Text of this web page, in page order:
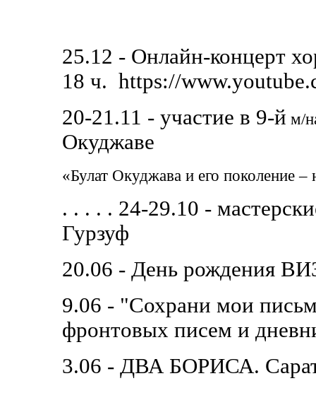
25.12 - Онлайн-концерт
18 ч. https://
20-21.11 - участие в 9-й м/
Окуджаве
«Булат Окуджава и его поколение –
. . . . . 24-29.10 -
Гурзуф
20.06 - День рождения
9.06 - "Сохрани мои
фронтовых писем и
3.06 - ДВА БОРИСА.